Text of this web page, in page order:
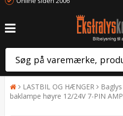
LASTBIL OG HÆNGER Baglys
baklampe høyre 12/24V 7-PIN AMP